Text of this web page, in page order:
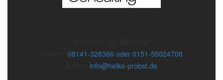
08141-328366 oder 0151-55024708
info@heike-probst.de